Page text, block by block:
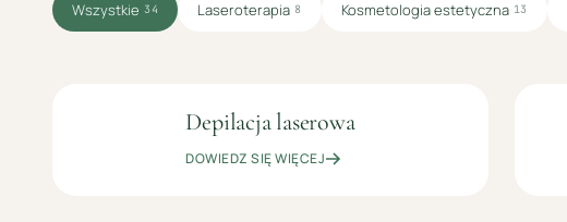
Wszystkie 34 Laseroterapia 8 Kosmetologia estetyczna 13
OD
ZŁ
Depilacja laserowa
DOWIEDZ SIĘ WIĘCEJ